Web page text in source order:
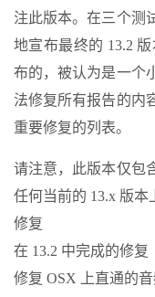
注此版本。在三个测
地宣布最终的 13.2
布的，被认为是一个
法修复所有报告的内
重要修复的列表。
请注意，此版本仅包
任何当前的 13.x 版本
修复
在 13.2 中完成的修复
修复 OSX 上直通的